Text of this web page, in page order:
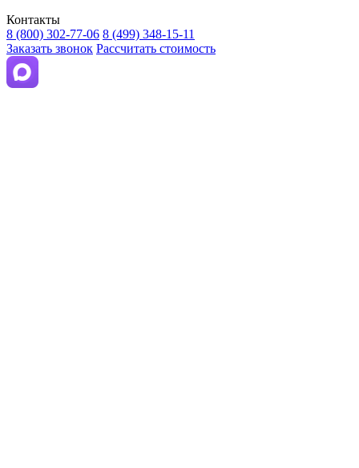
Контакты
8 (800) 302-77-06 8 (499) 348-15-11
Заказать звонок Рассчитать стоимость